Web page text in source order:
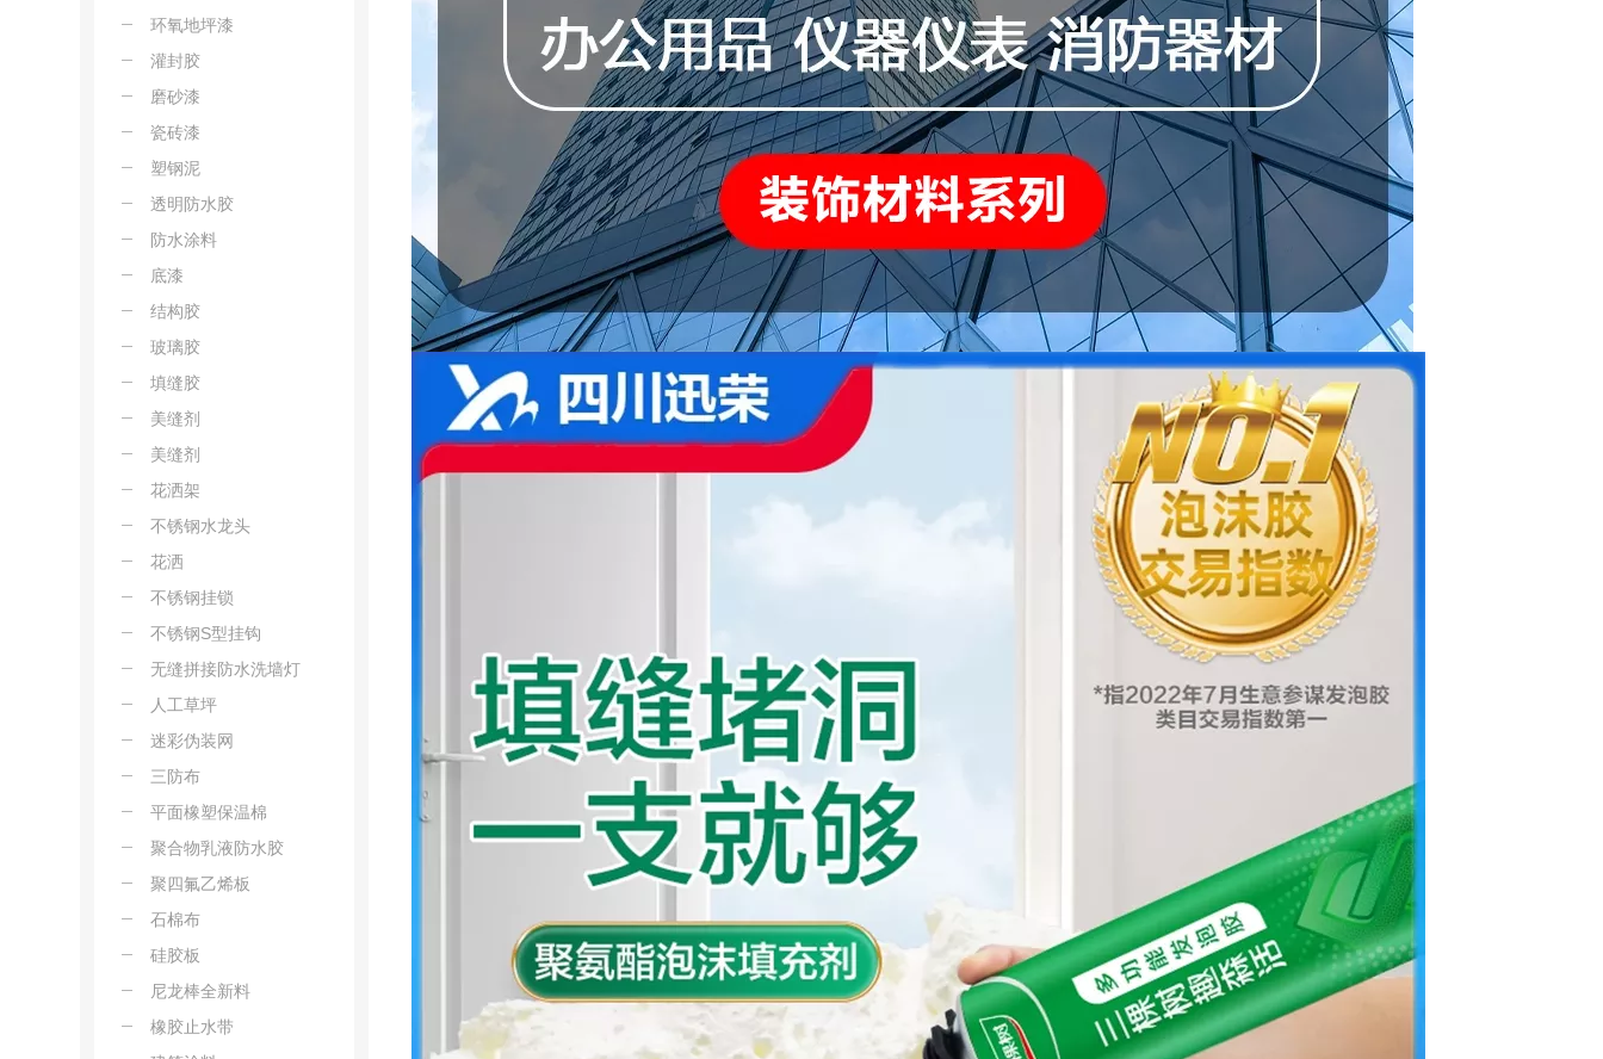
环氧地坪漆
灌封胶
磨砂漆
瓷砖漆
塑钢泥
透明防水胶
防水涂料
底漆
结构胶
玻璃胶
填缝胶
美缝剂
美缝剂
花洒架
不锈钢水龙头
花洒
不锈钢挂锁
不锈钢S型挂钩
无缝拼接防水洗墙灯
人工草坪
迷彩伪装网
三防布
平面橡塑保温棉
聚合物乳液防水胶
聚四氟乙烯板
石棉布
硅胶板
尼龙棒全新料
橡胶止水带